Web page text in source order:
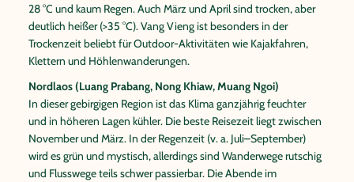
28 °C und kaum Regen. Auch März und April sind trocken, aber
deutlich heißer (>35 °C). Vang Vieng ist besonders in der
Trockenzeit beliebt für Outdoor-Aktivitäten wie Kajakfahren,
Klettern und Höhlenwanderungen.
Nordlaos (Luang Prabang, Nong Khiaw, Muang Ngoi)
In dieser gebirgigen Region ist das Klima ganzjährig feuchter
und in höheren Lagen kühler. Die beste Reisezeit liegt zwischen
November und März. In der Regenzeit (v. a. Juli–September)
wird es grün und mystisch, allerdings sind Wanderwege rutschig
und Flusswege teils schwer passierbar. Die Abende im